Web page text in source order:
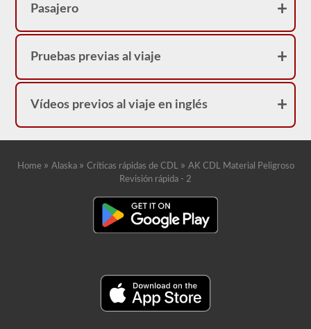
Pasajero
Pruebas previas al viaje
Vídeos previos al viaje en inglés
Home » Alaska » Críticas rápidas de CDL » AK CDL Material Peligroso
Revisión rápida - 2